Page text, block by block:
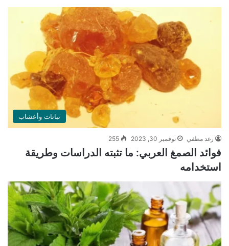
نباتات وأعشاب
رغد مطفي نوفمبر 30, 2023 255
فوائد الصمغ العربي: ما تثبته الدراسات وطريقة
استخدامه